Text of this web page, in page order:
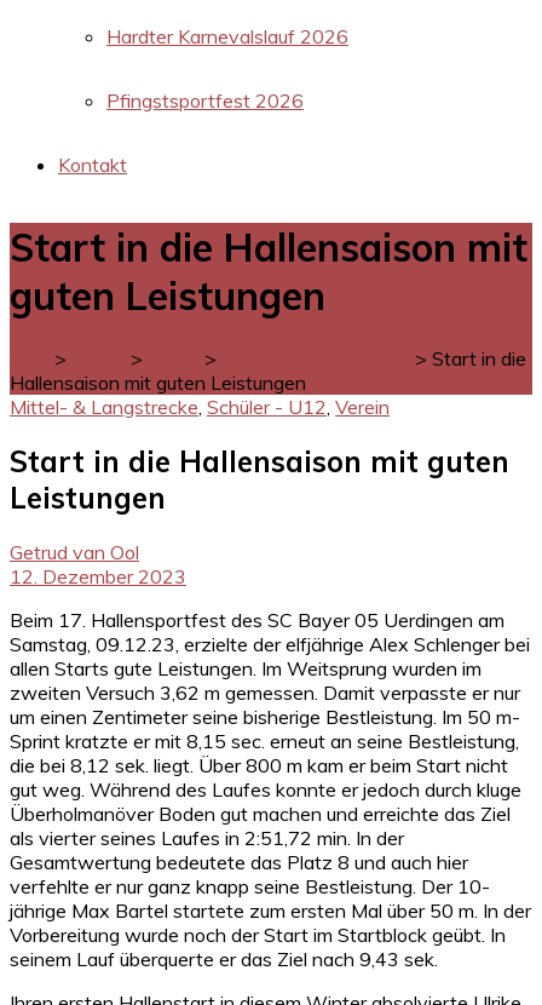
Hardter Karnevalslauf 2026
Pfingstsportfest 2026
Kontakt
Start in die Hallensaison mit
guten Leistungen
> > > > Start in die
Hallensaison mit guten Leistungen
Mittel- & Langstrecke Schüler - U12 Verein
Start in die Hallensaison mit guten
Leistungen
Getrud van Ool
12. Dezember 2023
Beim 17. Hallensportfest des SC Bayer 05 Uerdingen am
Samstag, 09.12.23, erzielte der elfjährige Alex Schlenger bei
allen Starts gute Leistungen. Im Weitsprung wurden im
zweiten Versuch 3,62 m gemessen. Damit verpasste er nur
um einen Zentimeter seine bisherige Bestleistung. Im 50 m-
Sprint kratzte er mit 8,15 sec. erneut an seine Bestleistung,
die bei 8,12 sek. liegt. Über 800 m kam er beim Start nicht
gut weg. Während des Laufes konnte er jedoch durch kluge
Überholmanöver Boden gut machen und erreichte das Ziel
als vierter seines Laufes in 2:51,72 min. In der
Gesamtwertung bedeutete das Platz 8 und auch hier
verfehlte er nur ganz knapp seine Bestleistung. Der 10-
jährige Max Bartel startete zum ersten Mal über 50 m. In der
Vorbereitung wurde noch der Start im Startblock geübt. In
seinem Lauf überquerte er das Ziel nach 9,43 sek.